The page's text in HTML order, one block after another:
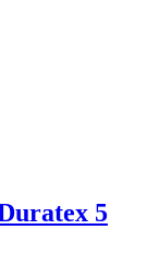
5